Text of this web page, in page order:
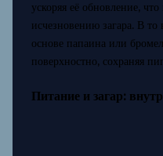
ускоряя её обновление,
исчезновению загара. В
основе папаина или
поверхностно, сохраняя
Питание и загар: